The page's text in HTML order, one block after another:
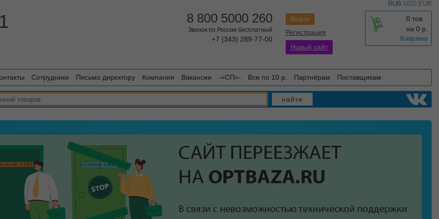
RUB USD EUR
0 тов.
на 0 р.
В корзину
Войти
Регистрация
Новый сайт
8 800 5000 260
Звонок по России бесплатный
+7 (343) 289-77-00
Сотрудники Письмо директору Компания Вакансии -=СП=- Все по 10 р. Партнёрам Поставщикам
найти